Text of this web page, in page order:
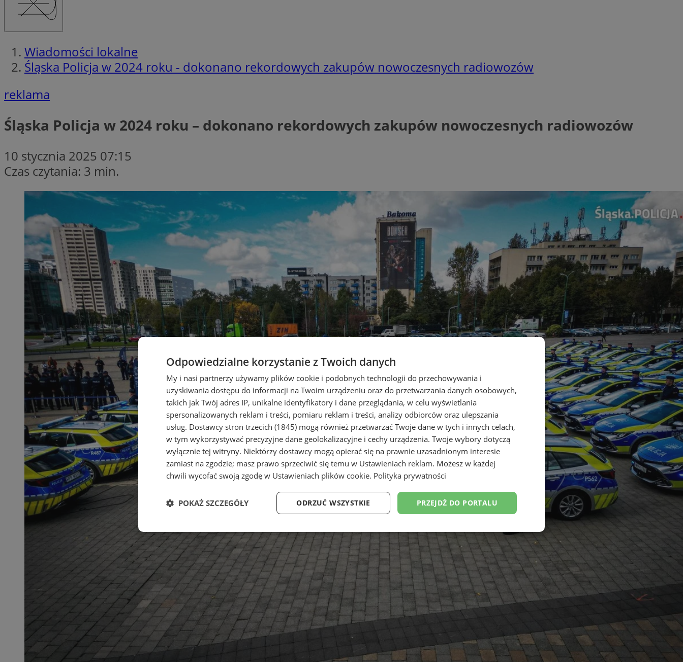
Wiadomości lokalne
Śląska Policja w 2024 roku - dokonano rekordowych zakupów nowoczesnych radiowozów
reklama
Śląska Policja w 2024 roku – dokonano rekordowych zakupów nowoczesnych radiowozów
10 stycznia 2025 07:15
Czas czytania: 3 min.
Odpowiedzialne korzystanie z Twoich danych
My i nasi partnerzy używamy plików cookie i podobnych technologii do przechowywania i
uzyskiwania dostępu do informacji na Twoim urządzeniu oraz do przetwarzania danych osobowych,
takich jak Twój adres IP, unikalne identyfikatory i dane przeglądania, w celu wyświetlania
spersonalizowanych reklam i treści, pomiaru reklam i treści, analizy odbiorców oraz ulepszania
usług. Dostawcy stron trzecich (1845) mogą również przetwarzać Twoje dane w tych i innych celach,
w tym wykorzystywać precyzyjne dane geolokalizacyjne i cechy urządzenia. Twoje wybory dotyczą
wyłącznie tej witryny. Niektórzy dostawcy mogą opierać się na prawnie uzasadnionym interesie
zamiast na zgodzie; masz prawo sprzeciwić się temu w Ustawieniach reklam. Możesz w każdej
chwili wycofać swoją zgodę w Ustawieniach plików cookie. Polityka prywatności
PRZEJDŹ DO PORTALU
ODRZUĆ WSZYSTKIE
POKAŻ SZCZEGÓŁY
Niezbędne Wydajność Targetowanie Funkcjonalność Niesklasyfikowane
Niezbędne Wydajność Targetowanie Funkcjonalność Niesklasyfikowane
Niezbędne pliki cookie umożliwiają korzystanie z podstawowych funkcji strony internetowej, takich jak logowanie użytkownika i
zarządzanie kontem. Bez niezbędnych plików cookie nie można prawidłowo korzystać ze strony internetowej.
przechowywania
Opis